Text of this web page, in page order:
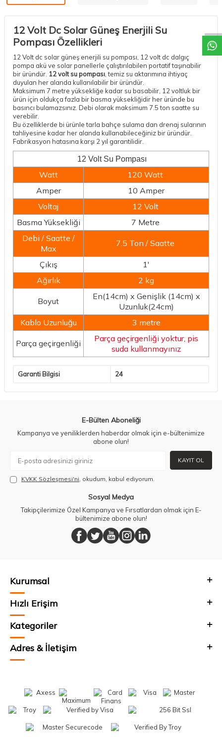
12 Volt Dc Solar Güneş Enerjili Su
Pompası Özellikleri
12 Volt dc solar güneş enerjili su pompası, 12 volt dc dalgıç
pompa akü ve solar panellerle çalıştırılabilen portatif taşınabilir
bir üründür. 12 volt su pompası , temiz su aktarımına ihtiyaç
duyulan her alanda kullanılabilir bir üründür.
Maksimum 7 metre yüksekliğe kadar su basabilir, 12 voltluk bir
ürün için oldukça fazla bir basma yüksekliğidir her üründe bu
basıncı bulamazsınız. Debi olarak maksimum 7.5 ton saatte su
verebilir.
Bu özelliklerde bi ürünle tarla bahçe sulama dan drenaj sularının
tahliyesine kadar her alanda kullanabileceğiniz bir üründür.
Fabrikasyon hatasına karşı 2 yıl garantilidir.
12 Volt Su Pompası
Watt
120 Watt
Amper
10 Amper
Voltaj
12 Volt
Basma Yüksekliği
7 Metre
Debi / Saatte /
Max
7.5 Ton / Saatte
Çıkış
1'
Ağırlık
2 kg
Boyut
En(14cm) x Genişlik (14cm) x
Uzunluk(24cm)
Kablo Uzunluğu
3 metre
Parça geçirgenliği
Parça geçirgenliği yoktur, pis
suda kullanmayınız
Garanti Bilgisi 24
E-Bülten Aboneliği
Kampanya ve yeniliklerden haberdar olmak için e-bültenimize
abone olun!
KAYIT OL
KVKK Sözleşmesi'ni , okudum, kabul ediyorum.
Sosyal Medya
Takipçilerimize Özel Kampanya ve Fırsatlardan olmak için E-
bültenimize abone olun!
Kurumsal
Hızlı Erişim
Kategoriler
Adres & İletişim